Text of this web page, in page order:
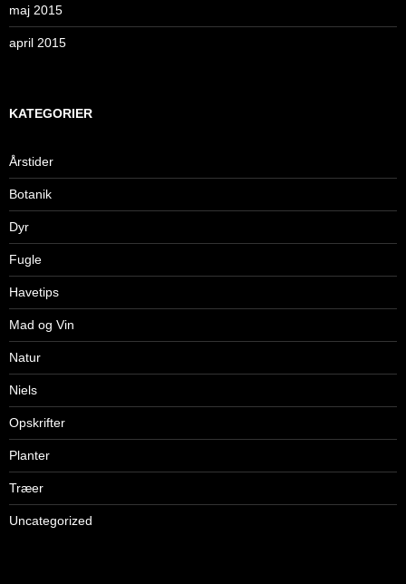
maj 2015
april 2015
KATEGORIER
Årstider
Botanik
Dyr
Fugle
Havetips
Mad og Vin
Natur
Niels
Opskrifter
Planter
Træer
Uncategorized